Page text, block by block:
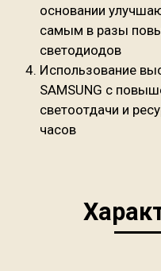
основании
самым в разы
светодиодов
Использование
SAMSUNG с
светоотдачи и
часов